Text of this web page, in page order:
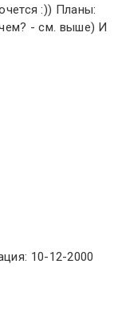
:)) Планы:
- см. выше) И
10-12-2000